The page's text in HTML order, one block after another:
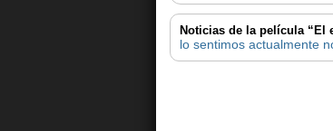
Noticias de la película “El
lo sentimos actualmente